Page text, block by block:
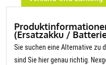
(Ersatzakku /
Sie suchen eine Alternative zu
sind Sie hier genau richtig.